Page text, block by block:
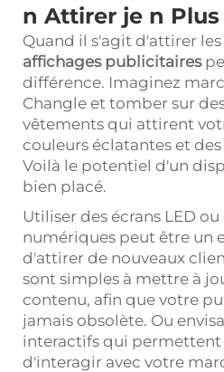
n Attirer je n
Quand il s'agit d'attirer
affichages publicitaires
différence. Imaginez
Changle et tomber sur
vêtements qui attirent
couleurs éclatantes et
Voilà le potentiel d'un
bien placé.
Utiliser des écrans LED
numériques peut être un
d'attirer de nouveaux
sont simples à mettre à
contenu, afin que votre
jamais obsolète. Ou
interactifs qui permettent
d'interagir avec votre